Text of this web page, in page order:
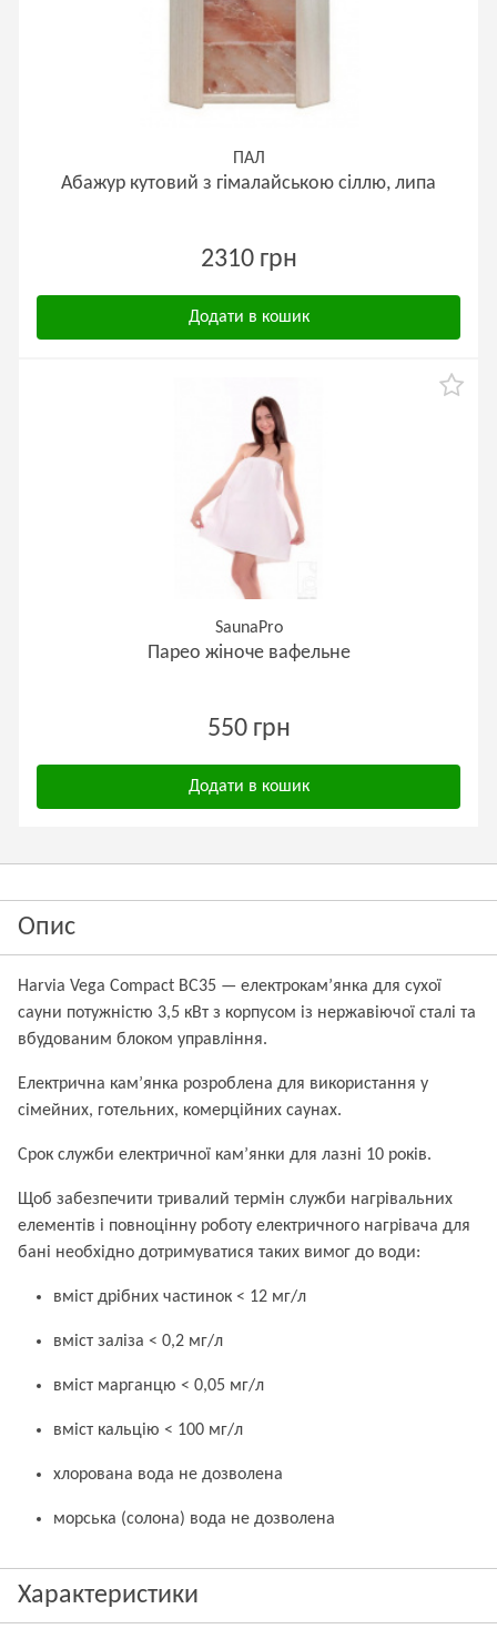
ПАЛ
Абажур кутовий з гімалайською сіллю, липа
2310 грн
Додати в кошик
SaunaPro
Парео жіноче вафельне
550 грн
Додати в кошик
Опис
Harvia Vega Compact BC35 — електрокам’янка для сухої
сауни потужністю 3,5 кВт з корпусом із нержавіючої сталі та
вбудованим блоком управління.
Електрична кам’янка розроблена для використання у
сімейних, готельних, комерційних саунах.
Срок служби електричної кам’янки для лазні 10 років.
Щоб забезпечити тривалий термін служби нагрівальних
елементів і повноцінну роботу електричного нагрівача для
бані необхідно дотримуватися таких вимог до води:
вміст дрібних частинок < 12 мг/л
вміст заліза < 0,2 мг/л
вміст марганцю < 0,05 мг/л
вміст кальцію < 100 мг/л
хлорована вода не дозволена
морська (солона) вода не дозволена
Характеристики